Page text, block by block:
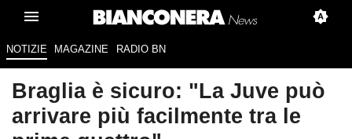
NOTIZIE MAGAZINE RADIO BN
Braglia è sicuro: "La Juve può
arrivare più facilmente tra le